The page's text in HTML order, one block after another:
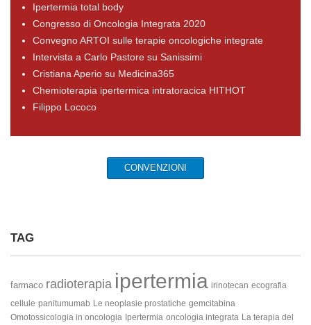
Ipertermia total body
Congresso di Oncologia Integrata 2020
Convegno ARTOI sulle terapie oncologiche integrate
Intervista a Carlo Pastore su Sanissimi
Cristiana Aperio su Medicina365
Chemioterapia ipertermica intratoracica HITHOT
Filippo Lococo
CONVENZIONI
TAG
farmaco radioterapia ipertermia irinotecan ecografia
cellule panitumumab Le neoplasie prostatiche gemcitabina
Omotossicologia in oncologia Ipertermia oncologia integrata La terapia del